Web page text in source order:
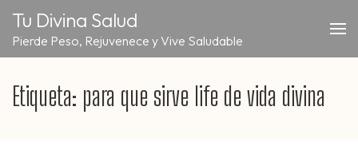
contenido
(presiona
tecla
Tu Divina Salud
Pierde Peso, Rejuvenece y Vive Saludable
Etiqueta: para que sirve life de vida divina